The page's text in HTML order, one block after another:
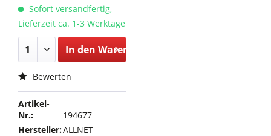
Sofort versandfertig,
Lieferzeit ca. 1-3 Werktage
In den Warenkorb
Bewerten
Artikel-
Nr.:
194677
Hersteller:ALLNET